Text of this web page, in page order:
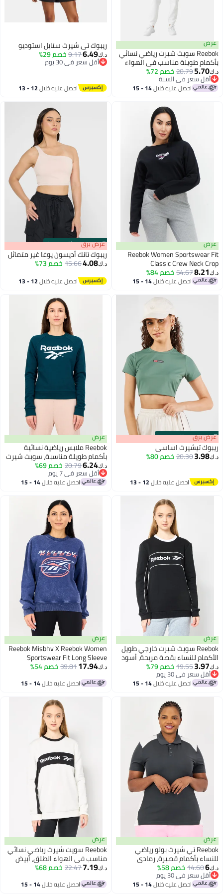
عرض
Reebok سويت شيرت رياضي نسائي
بأكمام طويلة مناسب في الهواء
الطلق، أسود
د.ك‏5.70
20.79خصم 72%
أقل سعر في السنة
أقل سعر في السنة
احصل عليه خلال 14 - 15
ريبوك تي شيرت ستايل استوديو
د.ك‏6.49
9.17خصم 29%
أقل سعر في 30 يوم
أقل سعر في 30 يوم
احصل عليه خلال 12 - 13
عرض
Reebok Women Sportswear Fit
Classic Crew Neck Crop
Sweatshirt, Black
د.ك‏8.21
54.67خصم 84%
احصل عليه خلال 14 - 15
00m:00s
·باقي 100% عرض برق
ريبوك تانك أديسون يوغا غير متماثل
د.ك‏4.08
15.66خصم 73%
احصل عليه خلال 12 - 13
00m:00s
·باقي 100% عرض برق
ريبوك تيشيرت اساسي
د.ك‏3.98
20.30خصم 80%
احصل عليه خلال 12 - 13
عرض
Reebok ملابس رياضية نسائية
بأكمام طويلة مناسبة، سويت شيرت
خارجي، أخضر مائل إلى الأزرق
د.ك‏6.24
20.79خصم 69%
أقل سعر في 7 يوم
أقل سعر في 7 يوماحصل عليه خلال 14 - 15
عرض
Reebok سويت شيرت خارجي طويل
الأكمام للنساء بقصة مريحة، أسود
د.ك‏3.97
19.55خصم 79%
أقل سعر في 30 يوم
أقل سعر في 30 يوماحصل عليه خلال 14 - 15
عرض
Reebok Misbhv X Reebok Women
Sportswear Fit Long Sleeve
Outdoor Sweatshirt, Light Navy
د.ك‏17.94
39.81خصم 54%
احصل عليه خلال 14 - 15
عرض
Reebok تي شيرت بولو رياضي
للنساء بأكمام قصيرة، رمادي
د.ك‏6
14.60خصم 58%
أقل سعر في 30 يوم
أقل سعر في 30 يوماحصل عليه خلال 14 - 15
عرض
Reebok سويت شيرت رياضي نسائي
مناسب في الهواء الطلق، أبيض
فاتح
د.ك‏7.19
22.47خصم 68%
احصل عليه خلال 14 - 15